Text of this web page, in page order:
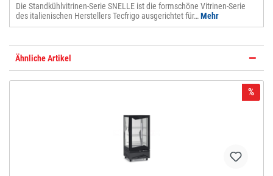
Die Standkühlvitrinen-Serie SNELLE ist die formschöne Vitrinen-Serie
des italienischen Herstellers Tecfrigo ausgerichtet für… Mehr
Ähnliche Artikel
%